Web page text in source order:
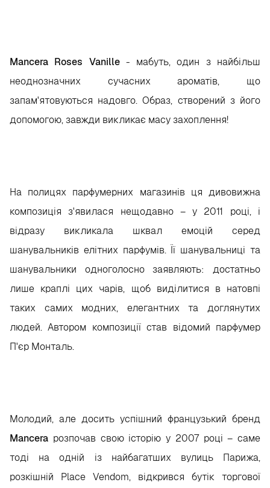
Mancera Roses Vanille- мабуть, один з найбільш
неоднозначних сучасних ароматів, що
запам'ятовуються надовго. Образ, створений з його
допомогою, завжди викликає масу захоплення!
На полицях парфумерних магазинів ця дивовижна
композиція з'явилася нещодавно – у 2011 році, і
відразу викликала шквал емоцій серед
шанувальників елітних парфумів. Її шанувальниці та
шанувальники одноголосно заявляють: достатньо
лише краплі цих чарів, щоб виділитися в натовпі
таких самих модних, елегантних та доглянутих
людей. Автором композиції став відомий парфумер
П'єр Монталь.
Молодий, але досить успішний французький бренд
Mancera розпочав свою історію у 2007 році – саме
тоді на одній із найбагатших вулиць Парижа,
розкішній Place Vendom, відкрився бутік торгової